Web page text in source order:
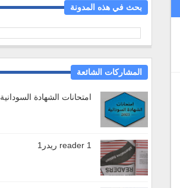
بحث في هذه المدونة
المشاركات الشائعة
امتحانات الشهادة السودانية 2023
reader 1 ريدر1